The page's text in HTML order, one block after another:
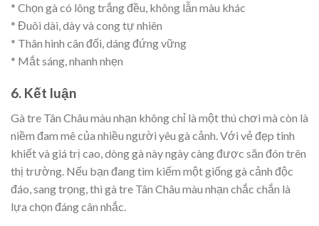
* Chọn gà có lông trắng đều, không lẫn màu khác
* Đuôi dài, dày và cong tự nhiên
* Thân hình cân đối, dáng đứng vững
* Mắt sáng, nhanh nhẹn
6. Kết luận
Gà tre Tân Châu màu nhạn không chỉ là một thú chơi mà còn là
niềm đam mê của nhiều người yêu gà cảnh. Với vẻ đẹp tinh
khiết và giá trị cao, dòng gà này ngày càng được săn đón trên
thị trường. Nếu bạn đang tìm kiếm một giống gà cảnh độc
đáo, sang trọng, thì gà tre Tân Châu màu nhạn chắc chắn là
lựa chọn đáng cân nhắc.